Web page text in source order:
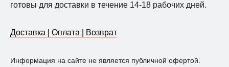
готовы для доставки в течение 14-18 рабочих дней.
Доставка | Оплата | Возврат
Информация на сайте не является публичной офертой.